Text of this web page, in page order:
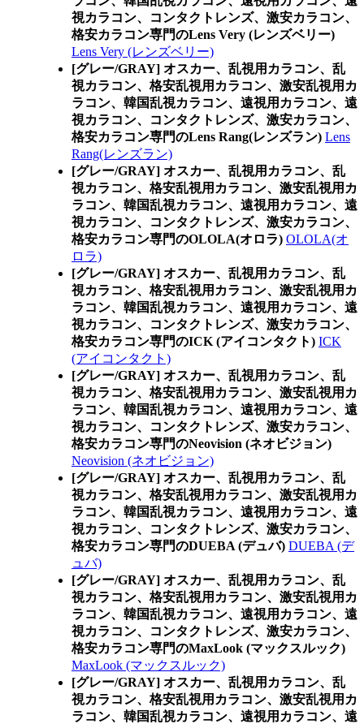
視カラコン、コンタクトレンズ、激安カラコン、
格安カラコン専門のLens Very (レンズベリー)
Lens Very (レンズベリー)
[グレー/GRAY] オスカー、乱視用カラコン、乱
視カラコン、格安乱視用カラコン、激安乱視用カ
ラコン、韓国乱視カラコン、遠視用カラコン、遠
視カラコン、コンタクトレンズ、激安カラコン、
格安カラコン専門のLens Rang(レンズラン) Lens
Rang(レンズラン)
[グレー/GRAY] オスカー、乱視用カラコン、乱
視カラコン、格安乱視用カラコン、激安乱視用カ
ラコン、韓国乱視カラコン、遠視用カラコン、遠
視カラコン、コンタクトレンズ、激安カラコン、
格安カラコン専門のOLOLA(オロラ) OLOLA(オ
ロラ)
[グレー/GRAY] オスカー、乱視用カラコン、乱
視カラコン、格安乱視用カラコン、激安乱視用カ
ラコン、韓国乱視カラコン、遠視用カラコン、遠
視カラコン、コンタクトレンズ、激安カラコン、
格安カラコン専門のICK (アイコンタクト) ICK
(アイコンタクト)
[グレー/GRAY] オスカー、乱視用カラコン、乱
視カラコン、格安乱視用カラコン、激安乱視用カ
ラコン、韓国乱視カラコン、遠視用カラコン、遠
視カラコン、コンタクトレンズ、激安カラコン、
格安カラコン専門のNeovision (ネオビジョン)
Neovision (ネオビジョン)
[グレー/GRAY] オスカー、乱視用カラコン、乱
視カラコン、格安乱視用カラコン、激安乱視用カ
ラコン、韓国乱視カラコン、遠視用カラコン、遠
視カラコン、コンタクトレンズ、激安カラコン、
格安カラコン専門のDUEBA (デュバ) DUEBA (デ
ュバ)
[グレー/GRAY] オスカー、乱視用カラコン、乱
視カラコン、格安乱視用カラコン、激安乱視用カ
ラコン、韓国乱視カラコン、遠視用カラコン、遠
視カラコン、コンタクトレンズ、激安カラコン、
格安カラコン専門のMaxLook (マックスルック)
MaxLook (マックスルック)
[グレー/GRAY] オスカー、乱視用カラコン、乱
視カラコン、格安乱視用カラコン、激安乱視用カ
ラコン、韓国乱視カラコン、遠視用カラコン、遠